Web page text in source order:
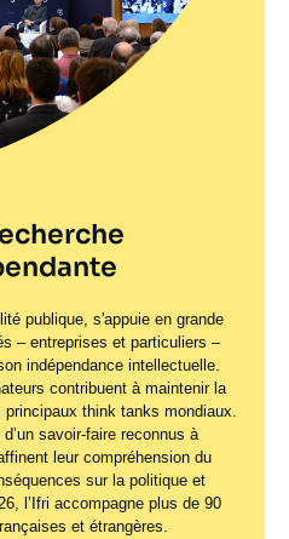
publique, s'appuie en grande
– entreprises et particuliers –
indépendance intellectuelle.
contribuent à maintenir la
principaux think tanks mondiaux.
savoir-faire reconnus à
leur compréhension du
sur la politique et
l’Ifri accompagne plus de 90
et étrangères.